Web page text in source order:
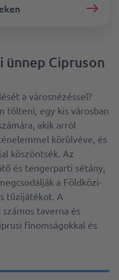
ünnep Cipruson
a városnézéssel?
tölteni, egy kis városban
akik arról
körülvéve, és
köszöntsék. Az
és tengerparti sétány,
a Földközi-
tűzijátékot. A
taverna és
finomságokkal és